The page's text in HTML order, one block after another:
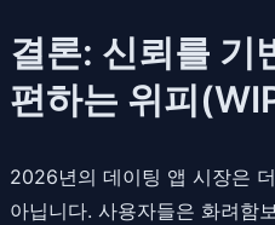
결론: 신뢰를 기
편하는 위피
2026년의 데이팅 앱 시장은
아닙니다. 사용자들은 화려함